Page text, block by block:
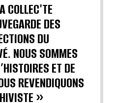
COLLEC'TE
DES
DU
NOUS SOMMES
ET DE
REVENDIQUONS
»